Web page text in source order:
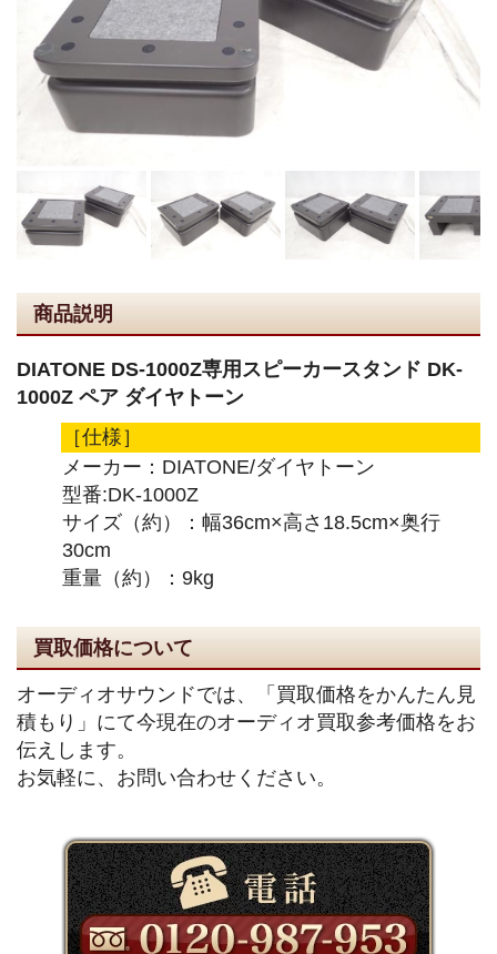
商品説明
DIATONE DS-1000Z専用スピーカースタンド DK-
1000Z ペア ダイヤトーン
［仕様］
メーカー：DIATONE/ダイヤトーン
型番:DK-1000Z
サイズ（約）：幅36cm×高さ18.5cm×奥行
30cm
重量（約）：9kg
買取価格について
オーディオサウンドでは、「買取価格をかんたん見
積もり」にて今現在のオーディオ買取参考価格をお
伝えします。
お気軽に、お問い合わせください。